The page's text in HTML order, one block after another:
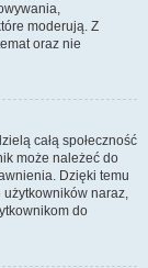
moderują. Z
oraz nie
całą społeczność
może należeć do
Dzięki temu
naraz,
do